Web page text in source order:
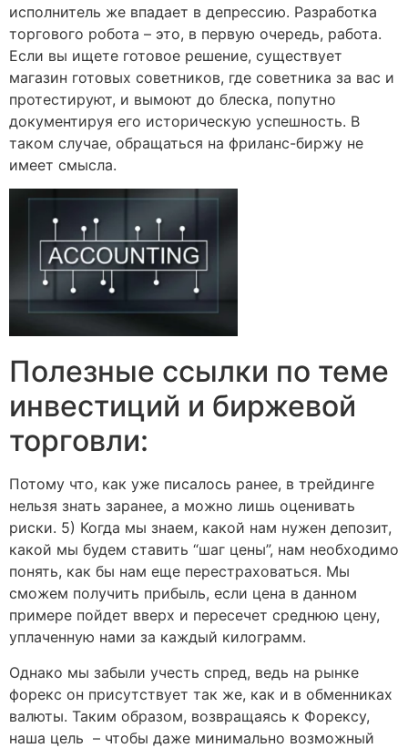
исполнитель же впадает в депрессию. Разработка
торгового робота – это, в первую очередь, работа.
Если вы ищете готовое решение, существует
магазин готовых советников, где советника за вас и
протестируют, и вымоют до блеска, попутно
документируя его историческую успешность. В
таком случае, обращаться на фриланс-биржу не
имеет смысла.
Полезные ссылки по теме
инвестиций и биржевой
торговли:
Потому что, как уже писалось ранее, в трейдинге
нельзя знать заранее, а можно лишь оценивать
риски. 5) Когда мы знаем, какой нам нужен депозит,
какой мы будем ставить “шаг цены”, нам необходимо
понять, как бы нам еще перестраховаться. Мы
сможем получить прибыль, если цена в данном
примере пойдет вверх и пересечет среднюю цену,
уплаченную нами за каждый килограмм.
Однако мы забыли учесть спред, ведь на рынке
форекс он присутствует так же, как и в обменниках
валюты. Таким образом, возвращаясь к Форексу,
наша цель – чтобы даже минимально возможный